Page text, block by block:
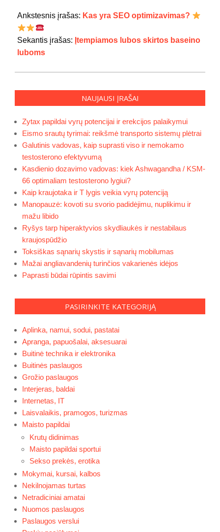
11-
12
Ankstesnis įrašas: Kas yra SEO optimizavimas?
Sekantis įrašas: Įtempiamos lubos skirtos baseino
luboms
NAUJAUSI ĮRAŠAI
Zytax papildai vyrų potencijai ir erekcijos palaikymui
Eismo srautų tyrimai: reikšmė transporto sistemų plėtrai
Galutinis vadovas, kaip suprasti viso ir nemokamo
testosterono efektyvumą
Kasdienio dozavimo vadovas: kiek Ashwagandha / KSM-
66 optimaliam testosterono lygiui?
Kaip kraujotaka ir T lygis veikia vyrų potenciją
Manopauzė: kovoti su svorio padidėjimu, nuplikimu ir
mažu libido
Ryšys tarp hiperaktyvios skydliaukės ir nestabilaus
kraujospūdžio
Toksiškas sąnarių skystis ir sąnarių mobilumas
Mažai angliavandenių turinčios vakarienės idėjos
Paprasti būdai rūpintis savimi
PASIRINKITE KATEGORIJĄ
Aplinka, namui, sodui, pastatai
Apranga, papuošalai, aksesuarai
Buitinė technika ir elektronika
Buitinės paslaugos
Grožio paslaugos
Interjeras, baldai
Internetas, IT
Laisvalaikis, pramogos, turizmas
Maisto papildai
Krutų didinimas
Maisto papildai sportui
Sekso prekės, erotika
Mokymai, kursai, kalbos
Nekilnojamas turtas
Netradiciniai amatai
Nuomos paslaugos
Paslaugos verslui